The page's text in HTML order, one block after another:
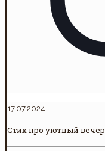
17.07.2024
Стих про уютный вечер